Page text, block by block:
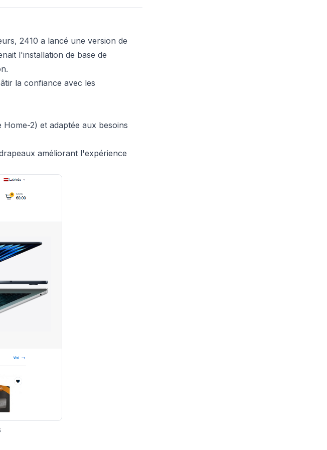
2410 a lancé une version de
l'installation de base de
la confiance avec les
2) et adaptée aux besoins
améliorant l'expérience